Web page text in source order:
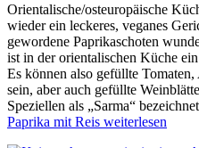
Orientalische/osteuropäische
wieder ein leckeres, veganes
gewordene Paprikaschoten
ist in der orientalischen Küche
Es können also gefüllte
sein, aber auch gefüllte
Speziellen als „Sarma“
Paprika mit Reis weiterlesen